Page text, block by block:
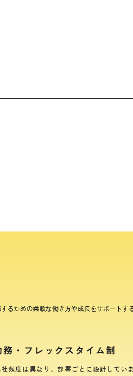
ための柔軟な働き方や成長をサポートす
・フレックスタイム制
頻度は異なり、部署ごとに設計してい